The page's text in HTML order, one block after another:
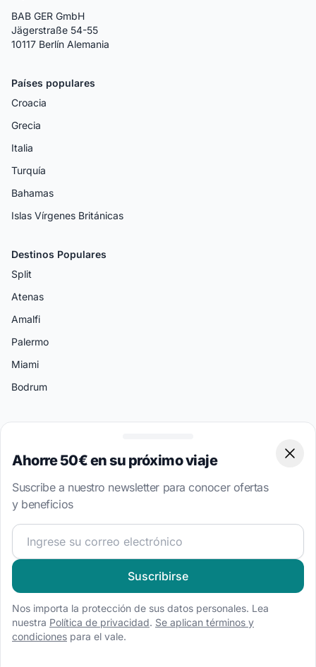
BAB GER GmbH
Jägerstraße 54-55
10117 Berlín Alemania
Países populares
Croacia
Grecia
Italia
Turquía
Bahamas
Islas Vírgenes Británicas
Destinos Populares
Split
Atenas
Amalfi
Palermo
Miami
Bodrum
Tipos de Barcos
Alquiler de velero
Alquiler de catamarán
Alquiler de goleta
Alquiler de casa flotante
Alquiler de lancha motora
Nuestros socios de confianza
Miembro del 5 Seasons Yachting Group
Ahorre 50€ en su próximo viaje
Suscribe a nuestro newsletter para conocer ofertas
y beneficios
¡Únete a nuestra comunidad náutica y recibe contenido
Suscribirse
Nos importa la protección de sus datos personales. Lea
nuestra Política de privacidad. Se aplican términos y
condiciones para el vale.